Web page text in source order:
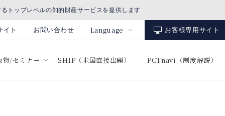
トップレベルの知的財産サービスを提供します
イト お問い合わせ Language お客様専用サイト
/セミナー SHIP（米国直接出願） PCTnavi（制度解説）